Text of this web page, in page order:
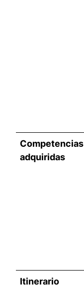
Competencias
adquiridas
Itinerario